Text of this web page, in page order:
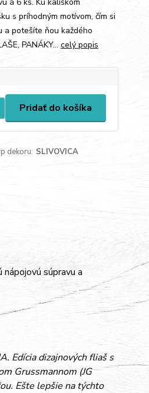
s príhodným motívom, čím si
a potešíte ňou každého
PANÁKY... celý popis
Pridať do košíka
dekoru: SLIVOVICA
súpravu a
Edícia dizajnových fliaš s
Grussmannom (JG
Ešte lepšie na týchto